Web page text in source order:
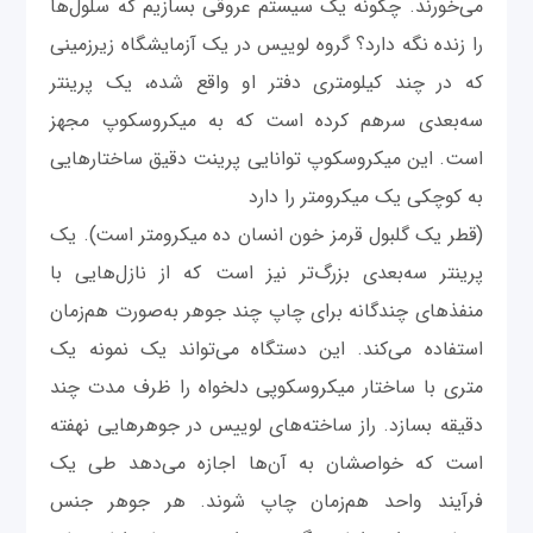
می‌خورند. چگونه یک سیستم عروقی بسازیم که سلول‌ها
را زنده نگه دارد؟ گروه لوییس در یک آزمایشگاه زیرزمینی
که در چند کیلومتری دفتر او واقع شده، یک پرینتر
سه‌بعدی سرهم کرده است که به میکروسکوپ مجهز
است. این میکروسکوپ توانایی پرینت دقیق ساختارهایی
به کوچکی یک میکرومتر را دارد
(قطر یک گلبول قرمز خون انسان ده میکرومتر است). یک
پرینتر سه‌بعدی بزرگ‌تر نیز است که از نازل‌هایی با
منفذهای چندگانه برای چاپ چند جوهر به‌صورت هم‌زمان
استفاده می‌کند. این دستگاه می‌تواند یک نمونه یک‌
متری با ساختار میکروسکوپی دلخواه را ظرف مدت چند
دقیقه بسازد. راز ساخته‌های لوییس در جوهرهایی نهفته
است که خواصشان به آن‌ها اجازه می‌دهد طی یک
فرآیند واحد هم‌زمان چاپ شوند. هر جوهر جنس